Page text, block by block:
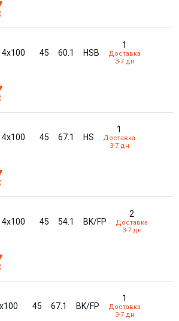
4x100 45 60.1 HSB
1
Доставка
3-7 дн
4x100 45 67.1 HS
1
Доставка
3-7 дн
4x100 45 54.1 BK/FP
2
Доставка
3-7 дн
45 67.1 BK/FP
1
Доставка
3-7 дн